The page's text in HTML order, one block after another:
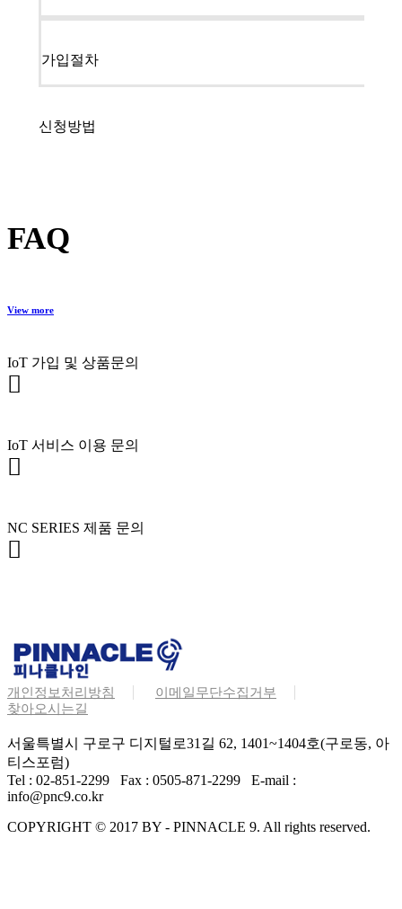
가입절차
신청방법
FAQ
View more
IoT 가입 및 상품문의
IoT 서비스 이용 문의
NC SERIES 제품 문의
개인정보처리방침
이메일무단수집거부
찾아오시는길
서울특별시 구로구 디지털로31길 62, 1401~1404호(구로동, 아
티스포럼)
Tel : 02-851-2299 Fax : 0505-871-2299 E-mail :
info@pnc9.co.kr
COPYRIGHT © 2017 BY - PINNACLE 9. All rights reserved.